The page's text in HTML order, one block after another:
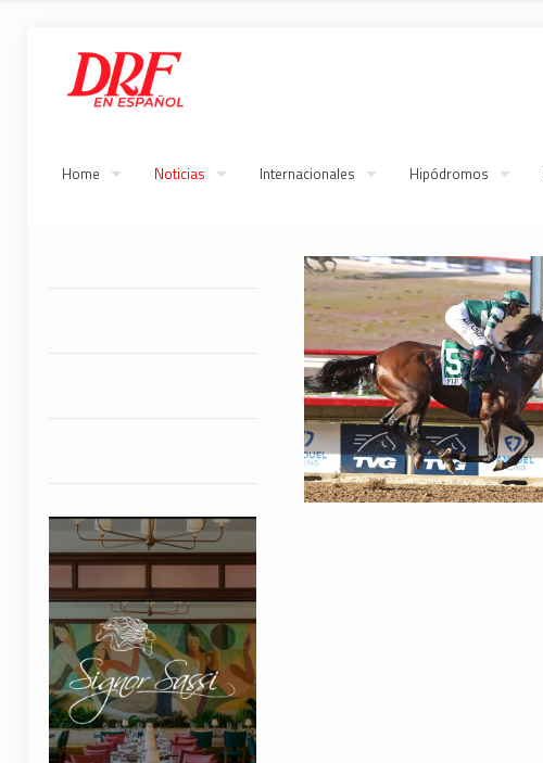
Home Noticias Internacionales Hipódromos